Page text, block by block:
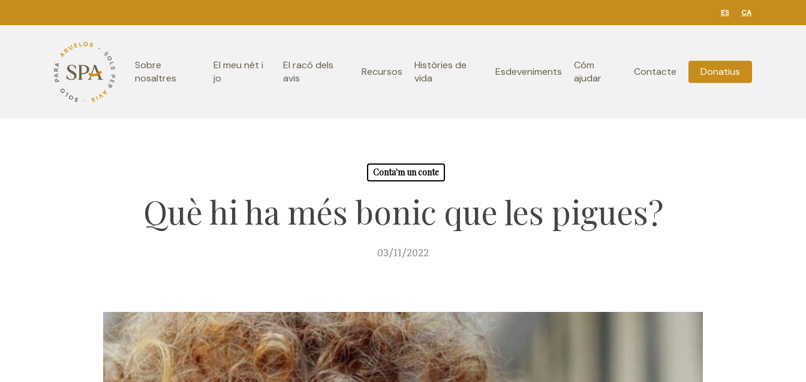
to
ES CA
Sobre
nosaltres
El meu nét i
jo
El racó dels
avis
Recursos
Històries de
vida
Esdeveniments
Cóm
ajudar
Contacte Donatius
Conta'm un conte
Què hi ha més bonic que les pigues?
03/11/2022